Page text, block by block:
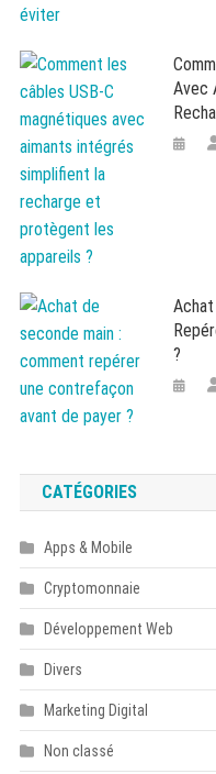
Avec
?
CATÉGORIES
Apps & Mobile
Cryptomonnaie
Développement Web
Divers
Marketing Digital
Non classé